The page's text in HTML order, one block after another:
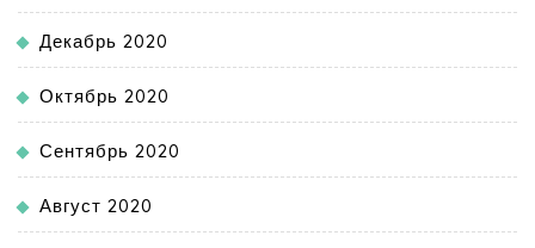
Декабрь 2020
Октябрь 2020
Сентябрь 2020
Август 2020